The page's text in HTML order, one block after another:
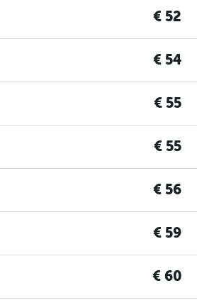
€ 52
€ 54
€ 55
€ 55
€ 56
€ 59
€ 60